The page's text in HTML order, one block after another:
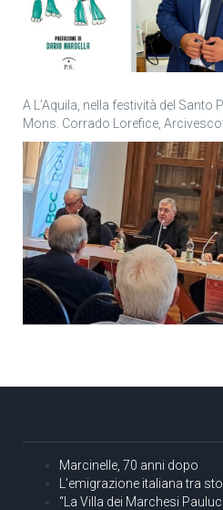
A L’Aquila, nella festività del Santo
Mons. Corrado Lorefice,
Marcinelle, 70 anni dopo
L’emigrazione italiana tra
“La Villa dei Marchesi